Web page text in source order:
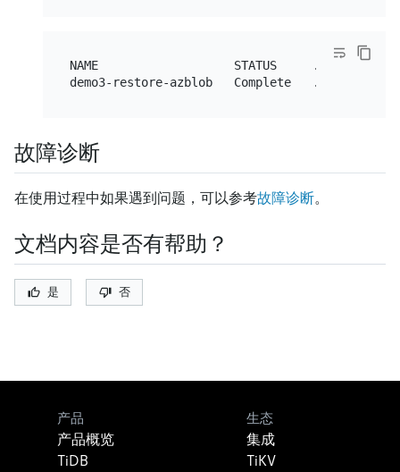
NAME                   STATUS     ...
故障诊断
在使用过程中如果遇到问题，可以参考故障诊断。
文档内容是否有帮助？
是 否
产品
产品概览
TiDB
生态
集成
TiKV